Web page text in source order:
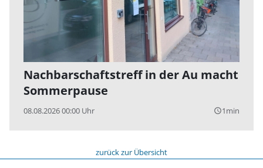
Nachbarschaftstreff in der Au macht
Sommerpause
08.08.2026 00:00 Uhr query_builder1min
zurück zur Übersicht